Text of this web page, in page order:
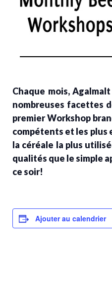
Chaque mois,
nombreuses facettes
premier Workshop
compétents et les plus
la céréale la plus
qualités que le simple
ce soir!
Ajouter au calendrier